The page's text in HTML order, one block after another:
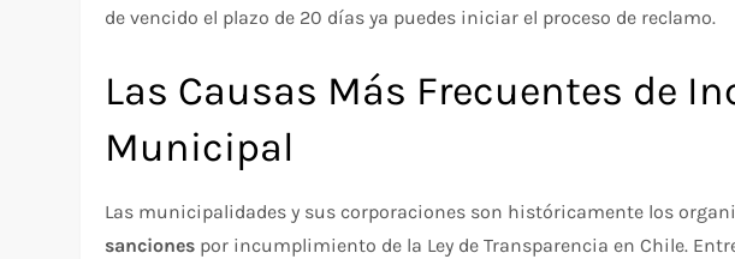
de vencido el plazo de 20 días ya puedes iniciar el proceso de reclamo.
Las Causas Más Frecuentes de
Municipal
Las municipalidades y sus corporaciones son históricamente los
sanciones por incumplimiento de la Ley de Transparencia en Chile.